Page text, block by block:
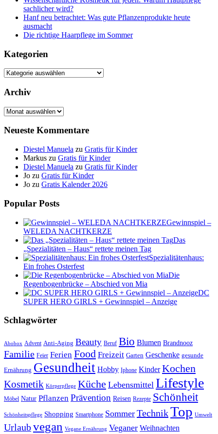
sachlicher wird?
Hanf neu betrachtet: Was gute Pflanzenprodukte heute
ausmacht
Die richtige Haarpflege im Sommer
Kategorien
Kategorien
Archiv
Archiv
Neueste Kommentare
Diestel Manuela zu Gratis für Kinder
Markus zu Gratis für Kinder
Diestel Manuela zu Gratis für Kinder
Jo zu Gratis für Kinder
Jo zu Gratis Kalender 2026
Popular Posts
Gewinnspiel –
WELEDA NACHTKERZE
Das
„Spezialitäten – Haus“ rettete meinen Tag
Spezialitätenhaus:
Ein frohes Osterfest
Die
Regenbogenbrücke – Abschied von Mia
DC
SUPER HERO GIRLS + Gewinnspiel – Anzeige
Schlagwörter
Abobox Advent Anti-Aging Beauty Beruf Bio Blumen Brandnooz
Familie Feier Ferien Food Freizeit Garten Geschenke gesunde
Ernährung Gesundheit Hobby Iphone Kinder Kochen
Kosmetik Körperpflege Küche Lebensmittel Lifestyle
Möbel Natur Pflanzen Prävention Reisen Rezepte Schönheit
Schönheitspflege Shopping Smartphone Sommer TechnikTop Umwelt
Urlaubvegan Vegane Ernährung Veganer Weihnachten